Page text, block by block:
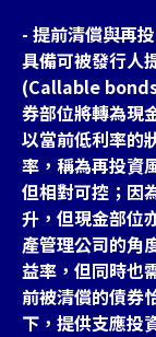
- 提前清償與再
具備可被發行人
(Callable
券部位將轉為現
以當前低利率的
率，稱為再投資
但相對可控；因
升，但現金部位
產管理公司的角
益率，但同時也
前被清償的債券
下，提供支應投